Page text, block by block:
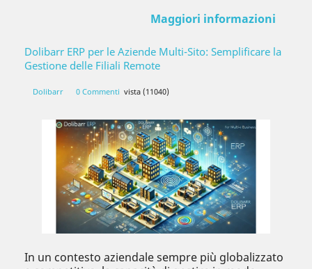
Maggiori informazioni
Dolibarr ERP per le Aziende Multi-Sito: Semplificare la
Gestione delle Filiali Remote
Dolibarr 0 Commenti vista (11040)
In un contesto aziendale sempre più globalizzato